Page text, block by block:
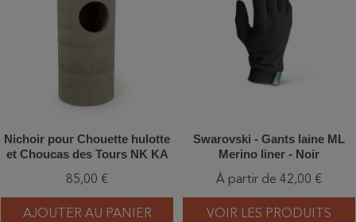
Nichoir pour Chouette hulotte
et Choucas des Tours NK KA
85,00 €
AJOUTER AU PANIER
Swarovski - Gants laine ML
Merino liner - Noir
À partir de 42,00 €
VOIR LES PRODUITS